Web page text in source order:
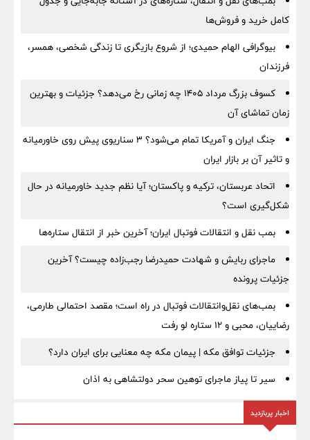
کامل خرید و فروش‌ها
بیوگرافی الهام حمیدی؛ از شروع بازیگری تا زندگی شخصی، همسر،
فرزندان
کسوف بزرگ مرداد ۱۴۰۵ چه زمانی رخ می‌دهد؟ جزئیات و بهترین
زمان تماشای آن
جنگ ایران و آمریکا تمام می‌شود؟ ۳ سناریوی پیش روی خاورمیانه
و تاثیر آن بر بازار ایران
اتحاد عربستان، ترکیه و پاکستان؛ آیا نظم جدید خاورمیانه در حال
شکل‌گیری است؟
بمب نقل‌ و انتقالات فوتبال ایران؛ آخرین خبر از انتقال ستاره‌ها
ماجرای ربایش و شهادت حمیدرضا رجب‌زاده چیست؟ آخرین
جزئیات پرونده
بمب‌های نقل‌وانتقالات فوتبال در راه است؛ مقصد احتمالی طارمی،
رضاییان، محبی و ۱۲ ستاره لو رفت
جزئیات توافق مکه | پیمان مکه چه معنایی برای ایران دارد؟
سیر تا پیاز ماجرای توهین سحر دولتشاهی به اذان
اخبار پربازدید